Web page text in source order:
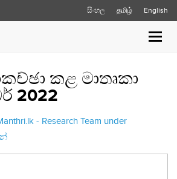
සිංහල தமிழ் English
කළ මාතෘකා
2022
- Research Team under